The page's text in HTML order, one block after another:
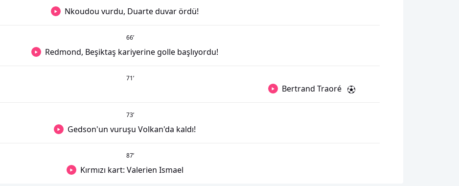
Nkoudou vurdu, Duarte duvar ördü!
66’
Redmond, Beşiktaş kariyerine golle başlıyordu!
71’
Bertrand Traoré
73’
Gedson'un vuruşu Volkan'da kaldı!
87’
Kırmızı kart: Valerien Ismael